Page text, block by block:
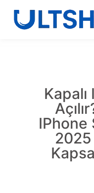
Kapalı
IPhone